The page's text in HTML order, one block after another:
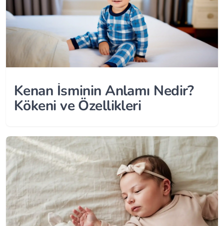
Kenan İsminin Anlamı Nedir?
Kökeni ve Özellikleri